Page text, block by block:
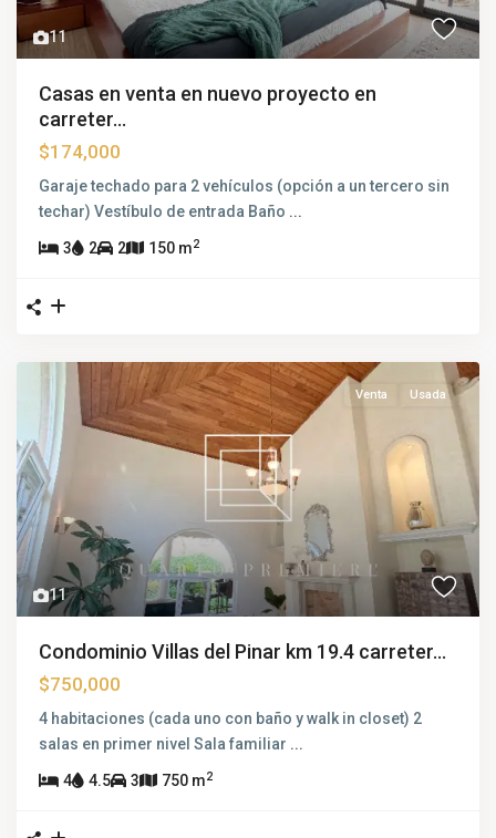
11
Casas en venta en nuevo proyecto en
carreter...
$174,000
Garaje techado para 2 vehículos (opción a un tercero sin
techar) Vestíbulo de entrada Baño ...
3 2 2 150 m2
11
Venta Usada
Condominio Villas del Pinar km 19.4 carreter...
$750,000
4 habitaciones (cada uno con baño y walk in closet) 2
salas en primer nivel Sala familiar ...
4 4.5 3 750 m2